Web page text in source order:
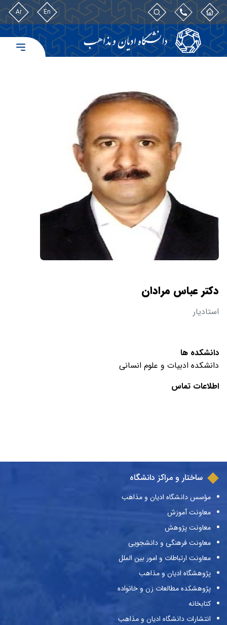
En
Ar
دکتر عباس مرادان
استادیار
دانشکده ها
دانشکده ادبیات و علوم انسانی
اطلاعات تماس
ساختار و مراکز دانشگاه
مؤسس دانشگاه ادیان و مذاهب
معاونت آموزش
معاونت پژوهش
معاونت فرهنگی و دانشجویی
معاونت ارتباطات و امور بین الملل
پژوهشگاه ادیان و مذاهب
پژوهشکده مطالعات زن و خانواده
کتابخانه
انتشارات دانشگاه ادیان و مذاهب